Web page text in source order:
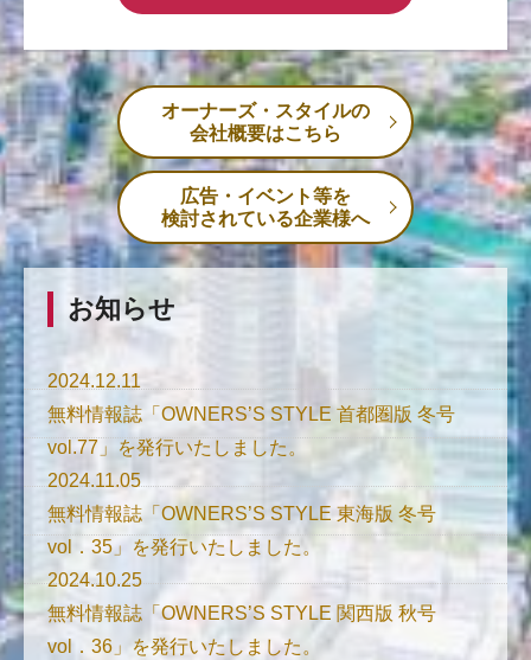
オーナーズ・スタイルの
会社概要はこちら
広告・イベント等を
検討されている企業様へ
お知らせ
2024.12.11
無料情報誌「OWNERS’S STYLE 首都圏版 冬号
vol.77」を発行いたしました。
2024.11.05
無料情報誌「OWNERS’S STYLE 東海版 冬号
vol．35」を発行いたしました。
2024.10.25
無料情報誌「OWNERS’S STYLE 関西版 秋号
vol．36」を発行いたしました。